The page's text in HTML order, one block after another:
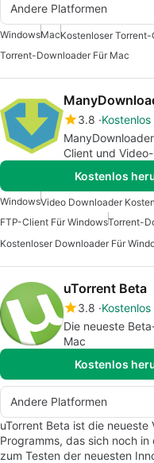
Andere Platformen
WindowsMacKostenloser
Torrent-Downloader Für Mac
3.8 Kostenlos
Client und
Kostenlos
Windows
FTP-Client Für WindowsTorrent-
Kostenloser Downloader Für
uTorrent Beta
3.8 Kostenlos
Die neueste
Mac
Kostenlos
Andere Platformen
uTorrent Beta ist die
Programms, das sich noch
zum Testen der neuesten